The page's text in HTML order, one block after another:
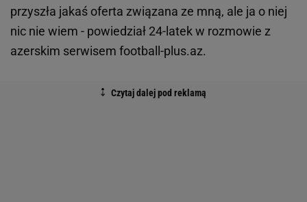
przyszła jakaś oferta związana ze mną, ale ja o niej
nic nie wiem - powiedział 24-latek w rozmowie z
azerskim serwisem football-plus.az.